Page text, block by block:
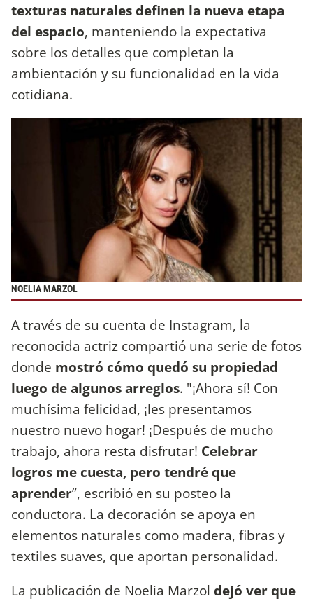
texturas naturales definen la nueva etapa
del espacio, manteniendo la expectativa
sobre los detalles que completan la
ambientación y su funcionalidad en la vida
cotidiana.
NOELIA MARZOL
A través de su cuenta de Instagram, la
reconocida actriz compartió una serie de fotos
donde mostró cómo quedó su propiedad
luego de algunos arreglos. "¡Ahora sí! Con
muchísima felicidad, ¡les presentamos
nuestro nuevo hogar! ¡Después de mucho
trabajo, ahora resta disfrutar! Celebrar
logros me cuesta, pero tendré que
aprender”, escribió en su posteo la
conductora. La decoración se apoya en
elementos naturales como madera, fibras y
textiles suaves, que aportan personalidad.
La publicación de Noelia Marzol dejó ver que